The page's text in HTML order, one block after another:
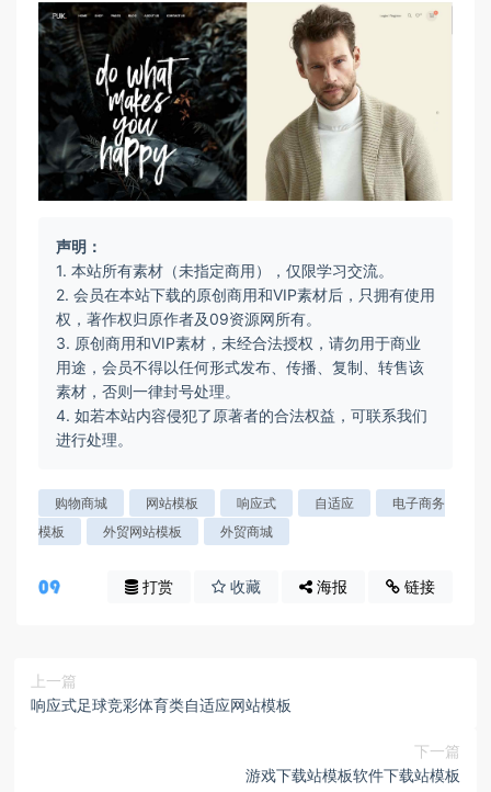
声明：
1. 本站所有素材（未指定商用），仅限学习交流。
2. 会员在本站下载的原创商用和VIP素材后，只拥有使用
权，著作权归原作者及09资源网所有。
3. 原创商用和VIP素材，未经合法授权，请勿用于商业
用途，会员不得以任何形式发布、传播、复制、转售该
素材，否则一律封号处理。
4. 如若本站内容侵犯了原著者的合法权益，可联系我们
进行处理。
购物商城 网站模板 响应式 自适应
电子商务
模板
外贸网站模板 外贸商城
打赏 收藏 海报 链接
上一篇
响应式足球竞彩体育类自适应网站模板
下一篇
游戏下载站模板软件下载站模板